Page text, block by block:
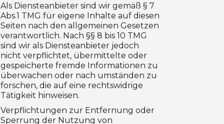
Als Diensteanbieter sind wir gemäß § 7
Abs.1 TMG für eigene Inhalte auf diesen
Seiten nach den allgemeinen Gesetzen
verantwortlich. Nach §§ 8 bis 10 TMG
sind wir als Diensteanbieter jedoch
nicht verpflichtet, übermittelte oder
gespeicherte fremde Informationen zu
überwachen oder nach umständen zu
forschen, die auf eine rechtswidrige
Tätigkeit hinweisen.
Verpflichtungen zur Entfernung oder
Sperrung der Nutzung von